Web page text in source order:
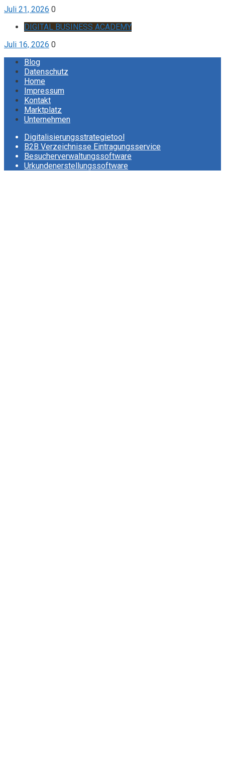
Juli 21, 2026 0
DIGITAL BUSINESS ACADEMY
Juli 16, 2026 0
Blog
Datenschutz
Home
Impressum
Kontakt
Marktplatz
Unternehmen
Digitalisierungsstrategietool
B2B Verzeichnisse Eintragungsservice
Besucherverwaltungssoftware
Urkundenerstellungssoftware